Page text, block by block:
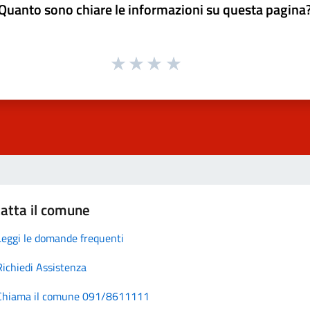
sono chiare le informazioni su questa
il comune
le domande frequenti
Assistenza
il comune 091/8611111